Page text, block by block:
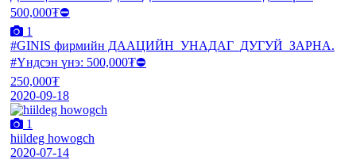
1
#GINIS фирмийн ДААЦИЙН_УНАДАГ_ДУГУЙ_ЗАРНА.
#Үндсэн үнэ: 500,000₮⛔️
250,000₮
2020-09-18
1
hiildeg howogch
2020-07-14